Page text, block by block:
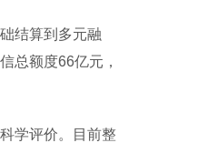
结算到多元融
总额度66亿元，
学评价。目前整